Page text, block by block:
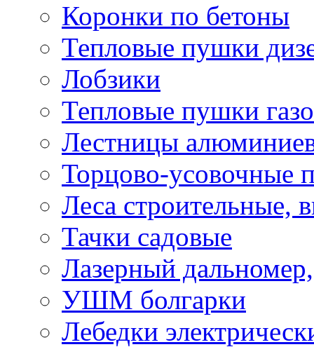
Коронки по бетоны
Тепловые пушки
Лобзики
Тепловые пушки
Лестницы
Торцово-усовочные
Леса строительные,
Тачки садовые
Лазерный дальномер,
УШМ болгарки
Лебедки